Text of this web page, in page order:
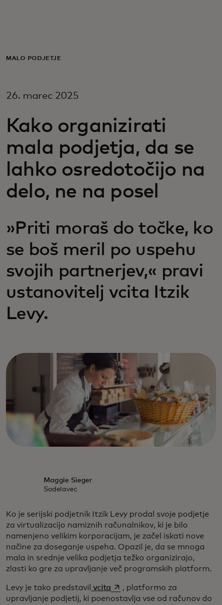
Za inovatorje
Novice in trendi
MALO PODJETJE
26. marec 2025
Kako organizirati
mala podjetja, da se
lahko osredotočijo na
delo, ne na posel
»Priti moraš do točke, ko
se boš meril po uspehu
svojih partnerjev,« pravi
ustanovitelj vcita Itzik
Levy.
Maggie Sieger
Sodelavec
Ko je serijski podjetnik Itzik Levy prodal svoje podjetje
za virtualizacijo namiznih računalnikov, ki je bilo
namenjeno velikim korporacijam, je začel iskati nove
načine za doseganje uspeha. Opazil je, da se mnoga
mala in srednje velika podjetja težko organizirajo,
zlasti ko gre za upravljanje več programskih platform.
Levy je tako predstavil vcita opens in a new tab
, platformo za
upravljanje podjetij, ki poenostavlja vse od računov do